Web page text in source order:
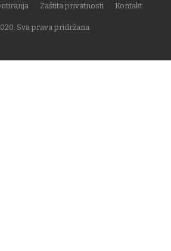
Sva prava pridržana.
Zaštita privatnosti
Kontakt